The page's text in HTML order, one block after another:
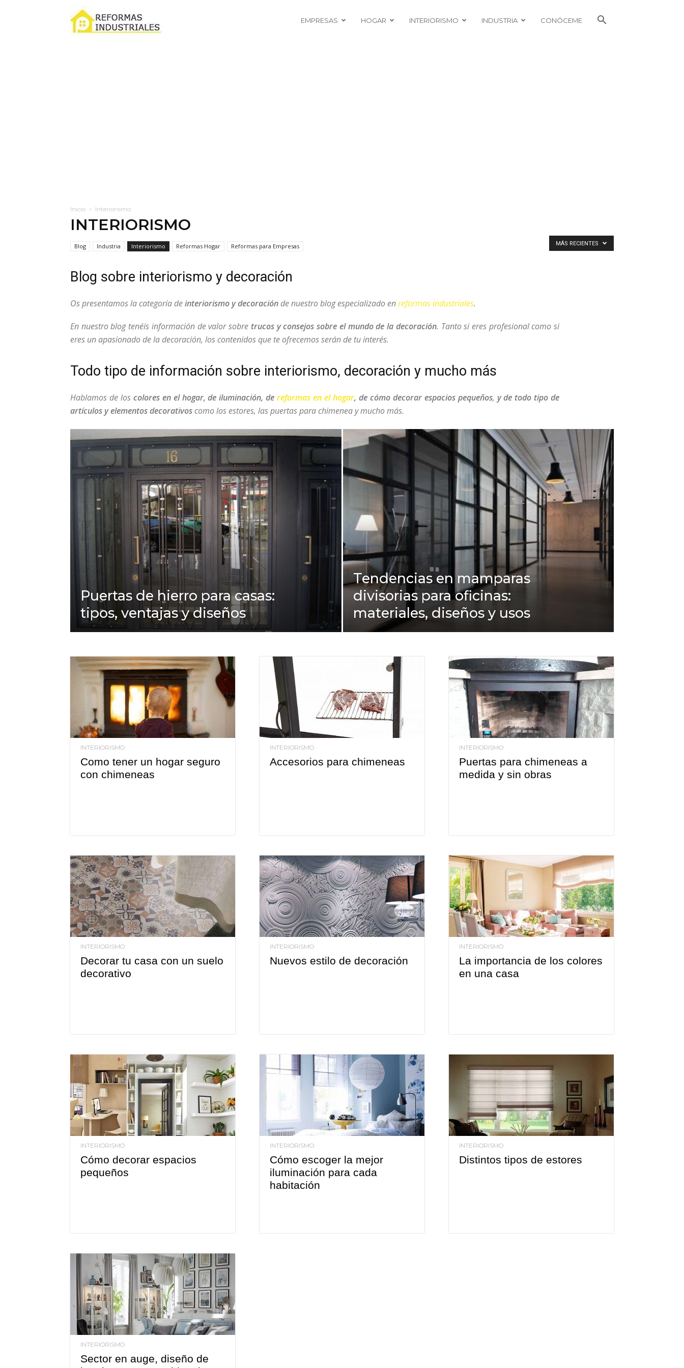
EMPRESAS HOGAR INTERIORISMO INDUSTRIA CONÓCEME
Inicio Interiorismo
INTERIORISMO
Blog Industria Interiorismo Reformas Hogar Reformas para Empresas
Blog sobre interiorismo y decoración
Os presentamos la categoría deinteriorismo y decoraciónde nuestro blog especializado enreformas industriales.
En nuestro blog tenéis información de valor sobre trucos y consejos sobre el mundo de la decoración. Tanto si eres profesional como si
eres un apasionado de la decoración, los contenidos que te ofrecemos serán de tu interés.
Todo tipo de información sobre interiorismo, decoración y mucho más
Hablamos de los colores en el hogar, de iluminación, dereformas en el hogar, de cómo decorar espacios pequeños, y de todo tipo de
artículos y elementos decorativoscomo los estores, las puertas para chimenea y mucho más.
MÁS RECIENTES
Puertas de hierro para casas:
tipos, ventajas y diseños
Tendencias en mamparas
divisorias para oficinas:
materiales, diseños y usos
INTERIORISMO
Como tener un hogar seguro
con chimeneas
INTERIORISMO
Accesorios para chimeneas
INTERIORISMO
Puertas para chimeneas a
medida y sin obras
INTERIORISMO
Decorar tu casa con un suelo
decorativo
INTERIORISMO
Nuevos estilo de decoración
INTERIORISMO
La importancia de los colores
en una casa
INTERIORISMO
Cómo decorar espacios
pequeños
INTERIORISMO
Cómo escoger la mejor
iluminación para cada
habitación
INTERIORISMO
Distintos tipos de estores
INTERIORISMO
Sector en auge, diseño de